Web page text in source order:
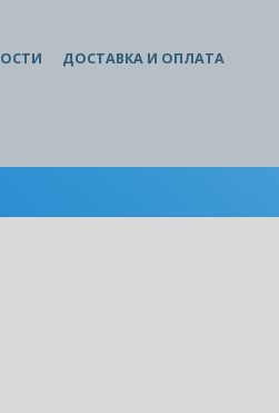
ДОСТАВКА И ОПЛАТА